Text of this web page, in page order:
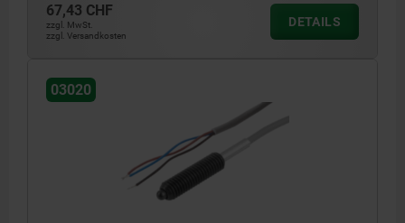
67,43 CHF
zzgl. MwSt.
zzgl. Versandkosten
DETAILS
03020